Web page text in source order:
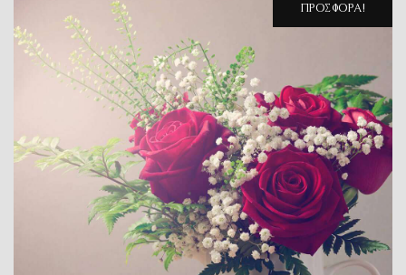
ΠΡΟΣΦΟΡΆ!